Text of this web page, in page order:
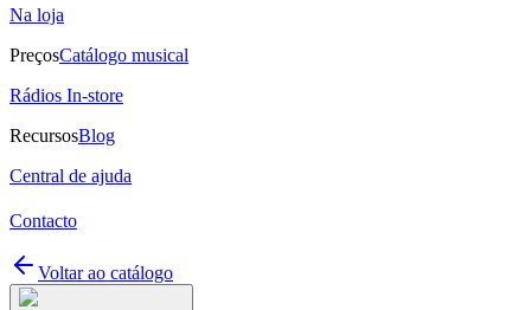
Na loja
PreçosCatálogo musical
Rádios In-store
RecursosBlog
Central de ajuda
Contacto
Voltar ao catálogo